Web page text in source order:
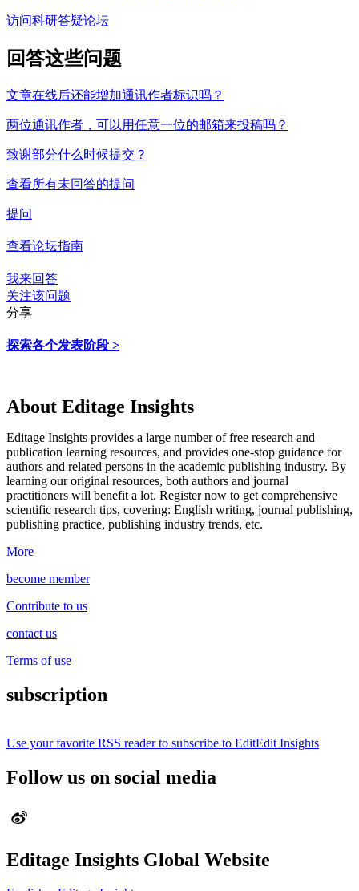
访问科研答疑论坛
回答这些问题
文章在线后还能增加通讯作者标识吗？
两位通讯作者，可以用任意一位的邮箱来投稿吗？
致谢部分什么时候提交？
查看所有未回答的提问
提问
查看论坛指南
我来回答
关注该问题
分享
探索各个发表阶段 >
About Editage Insights
Editage Insights provides a large number of free research and
publication learning resources, and provides one-stop guidance for
authors and related persons in the academic publishing industry. By
learning our original resources, both authors and journal
practitioners will benefit a lot. Register now to get comprehensive
scientific research tips, covering: English writing, journal publishing,
publishing practice, publishing industry trends, etc.
More
become member
Contribute to us
contact us
Terms of use
subscription
Use your favorite RSS reader to subscribe to EditEdit Insights
Follow us on social media
Editage Insights Global Website